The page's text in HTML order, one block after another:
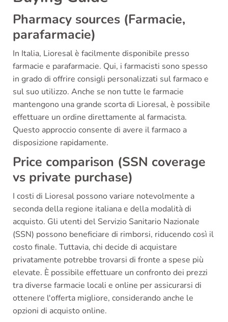
Pharmacy sources (Farmacie,
parafarmacie)
In Italia, Lioresal è facilmente disponibile presso
farmacie e parafarmacie. Qui, i farmacisti sono spesso
in grado di offrire consigli personalizzati sul farmaco e
sul suo utilizzo. Anche se non tutte le farmacie
mantengono una grande scorta di Lioresal, è possibile
effettuare un ordine direttamente al farmacista.
Questo approccio consente di avere il farmaco a
disposizione rapidamente.
Price comparison (SSN coverage
vs private purchase)
I costi di Lioresal possono variare notevolmente a
seconda della regione italiana e della modalità di
acquisto. Gli utenti del Servizio Sanitario Nazionale
(SSN) possono beneficiare di rimborsi, riducendo così il
costo finale. Tuttavia, chi decide di acquistare
privatamente potrebbe trovarsi di fronte a spese più
elevate. È possibile effettuare un confronto dei prezzi
tra diverse farmacie locali e online per assicurarsi di
ottenere l'offerta migliore, considerando anche le
opzioni di acquisto online.